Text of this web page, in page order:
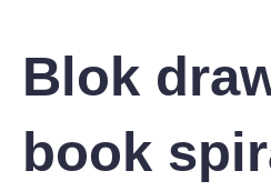
Blok
book